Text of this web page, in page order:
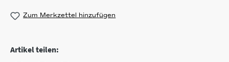
Zum Merkzettel hinzufügen
Artikel teilen: